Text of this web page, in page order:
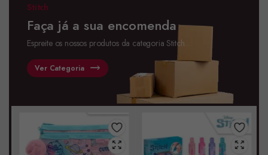
Stitch
Faça já a sua encomenda
Espreite os nossos produtos da categoria Stitch...
Ver Categoria